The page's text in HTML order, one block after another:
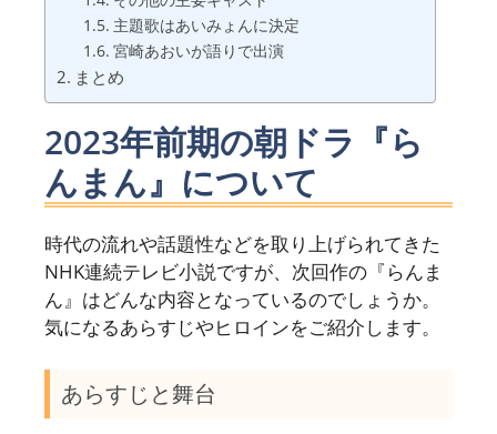
主題歌はあいみょんに決定
宮崎あおいが語りで出演
まとめ
2023年前期の朝ドラ『ら
んまん』について
時代の流れや話題性などを取り上げられてきた
NHK連続テレビ小説ですが、次回作の『らんま
ん』はどんな内容となっているのでしょうか。
気になるあらすじやヒロインをご紹介します。
あらすじと舞台